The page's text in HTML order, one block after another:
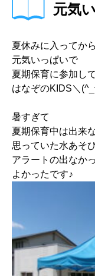
元気
夏休みに入ってか
元気いっぱいで
夏期保育に参加し
はなぞのKIDS＼
暑すぎて
夏期保育中は出来
思っていた水あそ
アラートの出なか
よかったです♪